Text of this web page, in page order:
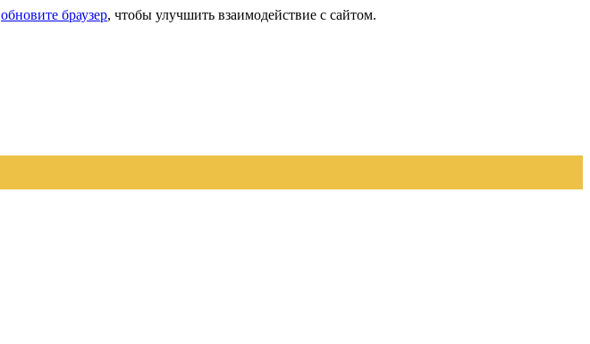
обновите браузер, чтобы улучшить взаимодействие с сайтом.